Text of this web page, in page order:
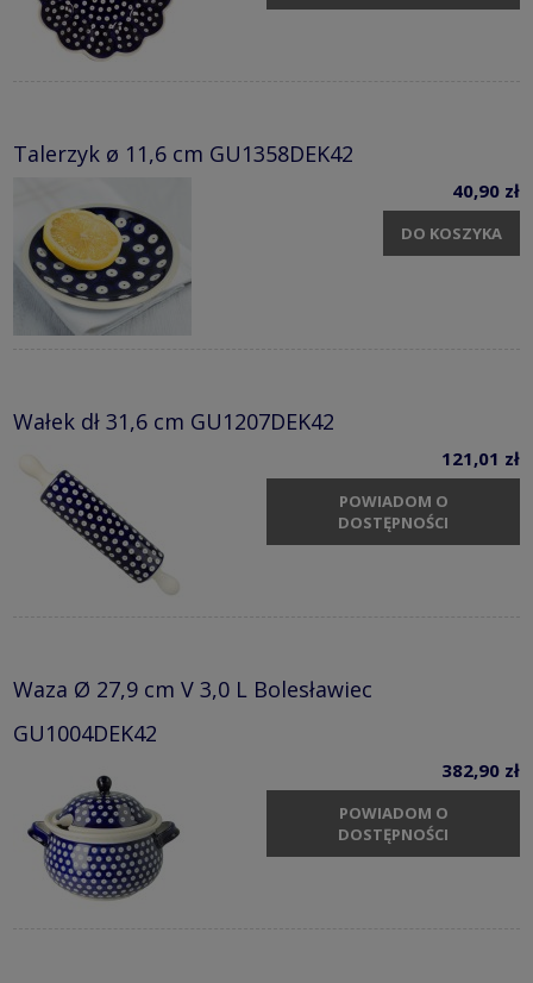
Talerzyk ø 11,6 cm GU1358DEK42
40,90 zł
DO KOSZYKA
Wałek dł 31,6 cm GU1207DEK42
121,01 zł
POWIADOM O
DOSTĘPNOŚCI
Waza Ø 27,9 cm V 3,0 L Bolesławiec
GU1004DEK42
382,90 zł
POWIADOM O
DOSTĘPNOŚCI